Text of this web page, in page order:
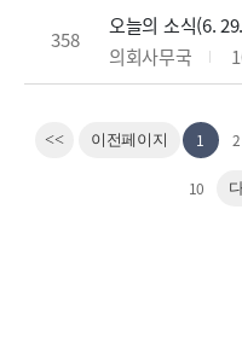
358
오늘의 소식(6.
의회사무국
<< 이전페이지 1 2
10